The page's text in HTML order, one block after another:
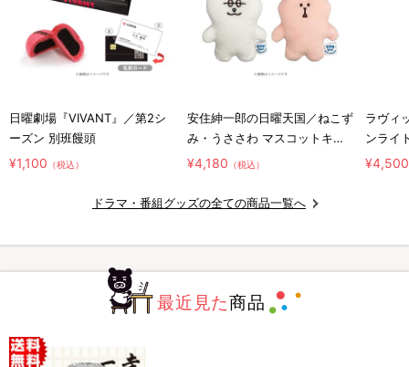
日曜劇場『VIVANT』／第2シ
ーズン 別班饅頭
¥1,100 （税込）
安住紳一郎の日曜天国／ねこず
み・うささわ マスコットキー
ホルダー2種セット
¥4,180 （税込）
ラヴィ
ンライ
¥4,500
ドラマ・番組グッズの全ての商品一覧へ
最近見た商品